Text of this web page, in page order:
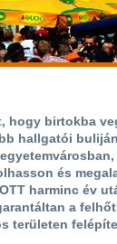
hogy birtokba
hallgatói
és
harminc év
a
területen